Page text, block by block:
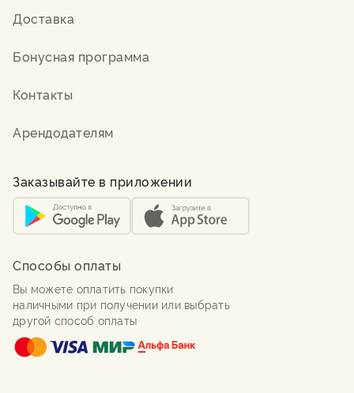
Доставка
Бонусная программа
Контакты
Арендодателям
Заказывайте в приложении
Способы оплаты
Вы можете оплатить покупки
наличными при получении или выбрать
другой способ оплаты